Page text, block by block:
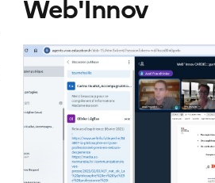
espaces et du temps scolaire afin de
S'abonner à Accordéon
Web'Innov
Image
de
couverture
(conseillée)